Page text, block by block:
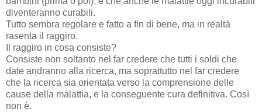
diventeranno curabili.
Tutto sembra regolare e fatto a fin di bene, ma in realtà
rasenta il raggiro.
Il raggiro in cosa consiste?
Consiste non soltanto nel far credere che tutti i soldi che
date andranno alla ricerca, ma soprattutto nel far credere
che la ricerca sia orientata verso la comprensione delle
cause della malattia, e la conseguente cura definitiva. Così
non è.